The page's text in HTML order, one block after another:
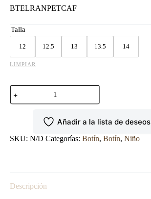
BTELRANPETCAF
Talla
12 12.5 13 13.5 14
LIMPIAR
BOTIN
EL
RANCHERO
PETATILLO
cantidad
Añadir a la lista de deseos
SKU: N/D Categorías: Botín, Botín, Niño
Descripción